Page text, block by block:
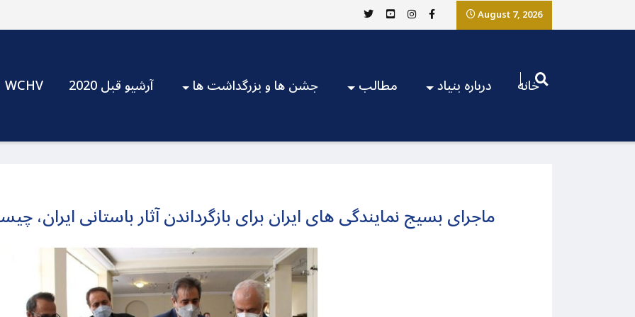
August 7, 2026
WCHV آرشیو قبل 2020 جشن ها و بزرگداشت ها مطالب درباره بنیاد خانه
ماجرای بسیج نمایندگی های ایران برای بازگرداندن آثار باستانی ایران،